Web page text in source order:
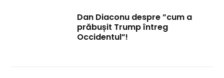
Dan Diaconu despre ”cum a
prăbușit Trump întreg
Occidentul”!